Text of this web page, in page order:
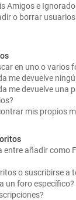
Amigos e
o borrar
en uno o varios
me devuelve
me devuelve una
mis propios
entre añadir como
o suscribirse a
un foro específico?